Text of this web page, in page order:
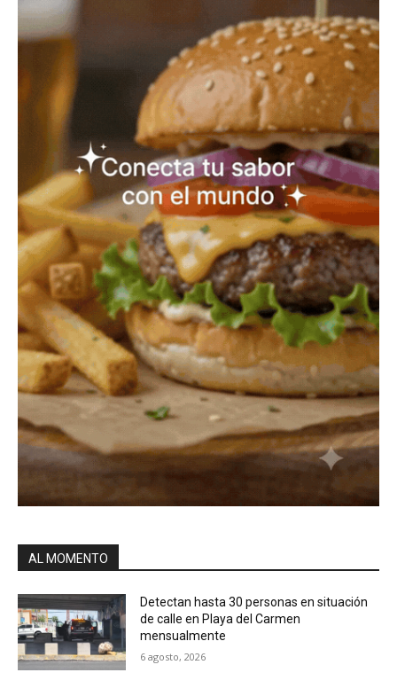
AL MOMENTO
Detectan hasta 30 personas en situación
de calle en Playa del Carmen
mensualmente
6 agosto, 2026